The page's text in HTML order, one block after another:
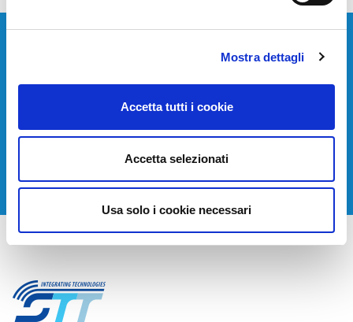
Mostra dettagli
Accetta tutti i cookie
Accetta selezionati
Usa solo i cookie necessari
Devi installare o aggiornare i tuoi sistemi di
Contattaci per avere una consulenza gratuita.
CONTATTACI